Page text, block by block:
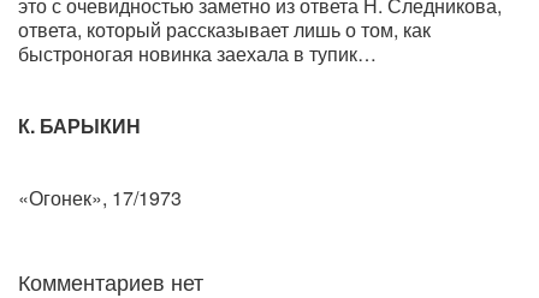
ответа, который рассказывает лишь о том, как
быстроногая новинка заехала в тупик…
К. БАРЫКИН
«Огонек», 17/1973
Комментариев нет